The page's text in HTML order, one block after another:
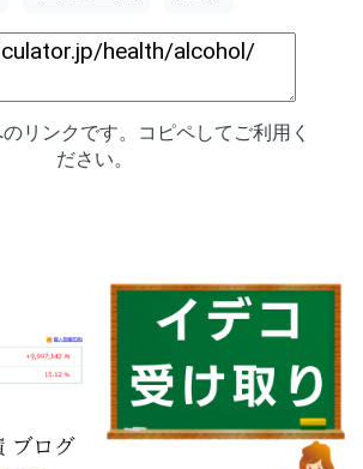
リンクです。コピペしてご利用く
ださい。